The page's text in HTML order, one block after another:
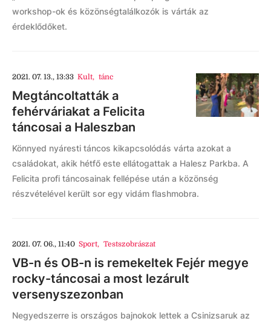
workshop-ok és közönségtalálkozók is várták az
érdeklődőket.
2021. 07. 13., 13:33 Kult, tánc
Megtáncoltatták a
fehérváriakat a Felicita
táncosai a Haleszban
Könnyed nyáresti táncos kikapcsolódás várta azokat a
családokat, akik hétfő este ellátogattak a Halesz Parkba. A
Felicita profi táncosainak fellépése után a közönség
részvételével került sor egy vidám flashmobra.
2021. 07. 06., 11:40 Sport, Testszobrászat
VB-n és OB-n is remekeltek Fejér megye
rocky-táncosai a most lezárult
versenyszezonban
Negyedszerre is országos bajnokok lettek a Csinizsaruk az